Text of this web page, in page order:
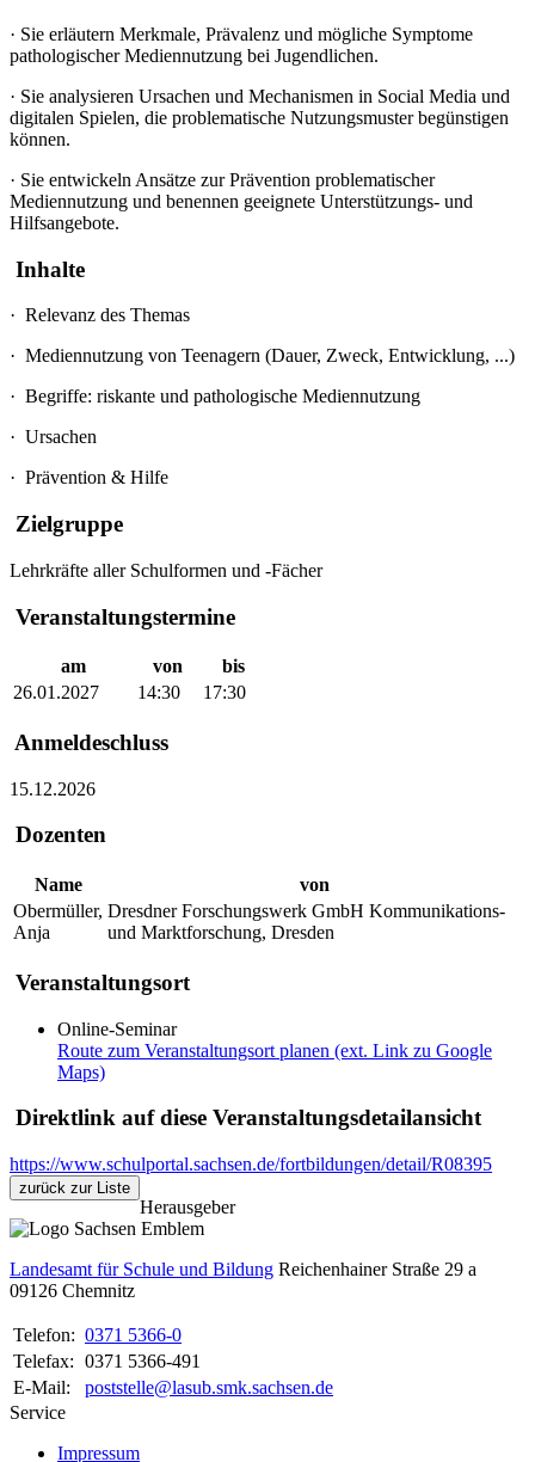
· Sie erläutern Merkmale, Prävalenz und mögliche Symptome
pathologischer Mediennutzung bei Jugendlichen.
· Sie analysieren Ursachen und Mechanismen in Social Media und
digitalen Spielen, die problematische Nutzungsmuster begünstigen
können.
· Sie entwickeln Ansätze zur Prävention problematischer
Mediennutzung und benennen geeignete Unterstützungs- und
Hilfsangebote.
Inhalte
· Relevanz des Themas
· Mediennutzung von Teenagern (Dauer, Zweck, Entwicklung, ...)
· Begriffe: riskante und pathologische Mediennutzung
· Ursachen
· Prävention & Hilfe
Zielgruppe
Lehrkräfte aller Schulformen und -Fächer
Veranstaltungstermine
am von
bis
26.01.2027
14:30 17:30
Anmeldeschluss
15.12.2026
Dozenten
Name
von
Obermüller,
Anja
Dresdner Forschungswerk GmbH Kommunikations-
und Marktforschung, Dresden
Veranstaltungsort
Online-Seminar
Route zum Veranstaltungsort planen (ext. Link zu Google
Maps)
Direktlink auf diese Veranstaltungsdetailansicht
https://www.schulportal.sachsen.de/fortbildungen/detail/R08395
zurück zur Liste
Herausgeber
Landesamt für Schule und Bildung Reichenhainer Straße 29 a
09126 Chemnitz
Telefon: 0371 5366-0
Telefax: 0371 5366-491
E-Mail:
poststelle@lasub.smk.sachsen.de
Service
Impressum